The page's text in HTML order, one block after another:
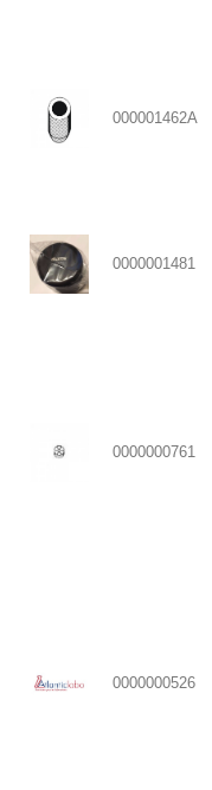
000001462A
0000001481
0000000761
0000000526